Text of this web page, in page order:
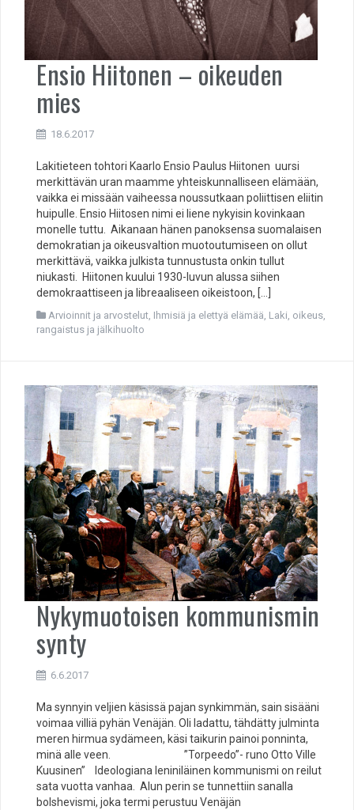
Ensio Hiitonen – oikeuden
mies
18.6.2017
Lakitieteen tohtori Kaarlo Ensio Paulus Hiitonen uursi
merkittävän uran maamme yhteiskunnalliseen elämään,
vaikka ei missään vaiheessa noussutkaan poliittisen eliitin
huipulle. Ensio Hiitosen nimi ei liene nykyisin kovinkaan
monelle tuttu. Aikanaan hänen panoksensa suomalaisen
demokratian ja oikeusvaltion muotoutumiseen on ollut
merkittävä, vaikka julkista tunnustusta onkin tullut
niukasti. Hiitonen kuului 1930-luvun alussa siihen
demokraattiseen ja libreaaliseen oikeistoon, […]
Arvioinnit ja arvostelut, Ihmisiä ja elettyä elämää, Laki, oikeus,
rangaistus ja jälkihuolto
Nykymuotoisen kommunismin
synty
6.6.2017
Ma synnyin veljien käsissä pajan synkimmän, sain sisääni
voimaa villiä pyhän Venäjän. Oli ladattu, tähdätty julminta
meren hirmua sydämeen, käsi taikurin painoi ponninta,
minä alle veen. ”Torpeedo”- runo Otto Ville
Kuusinen” Ideologiana leniniläinen kommunismi on reilut
sata vuotta vanhaa. Alun perin se tunnettiin sanalla
bolshevismi, joka termi perustuu Venäjän